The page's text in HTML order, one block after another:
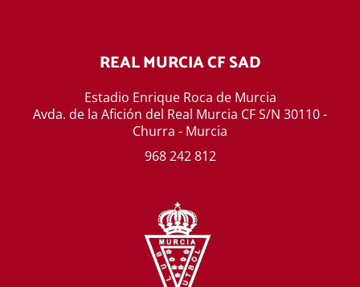
REAL MURCIA CF SAD
Estadio Enrique Roca de Murcia
Avda. de la Afición del Real Murcia CF S/N 30110 -
Churra - Murcia
968 242 812